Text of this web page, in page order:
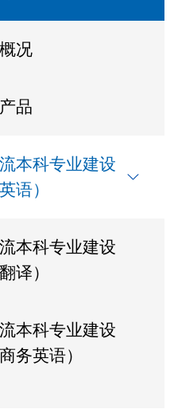
况
品
本科专业建设
语）
本科专业建设
译）
本科专业建设
务英语）